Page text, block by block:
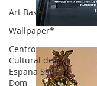
Art Basel
Wallpaper*
Centro
Cultural de
España Santo
Dom
OCA|News 30 /